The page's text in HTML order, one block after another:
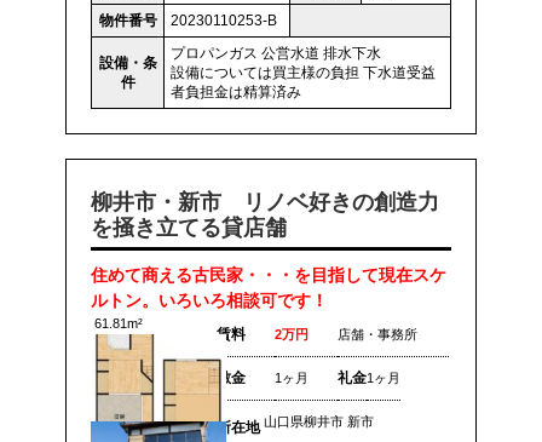
物件番号
20230110253-B
設備・条
件
プロパンガス 公営水道 排水下水
設備については買主様の負担 下水道受益
者負担金は精算済み
柳井市・新市 リノベ好きの創造力
を掻き立てる貸店舗
住めて商える古民家・・・を目指して現在スケ
ルトン。いろいろ相談可です！
61.81m²
賃料 2万円 店舗・事務所
敷金 1ヶ月 礼金1ヶ月
所在地 山口県柳井市 新市